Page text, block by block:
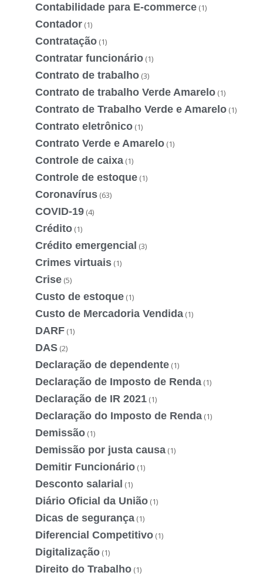
Contabilidade para E-commerce (1)
Contador (1)
Contratação (1)
Contratar funcionário (1)
Contrato de trabalho (3)
Contrato de trabalho Verde Amarelo (1)
Contrato de Trabalho Verde e Amarelo (1)
Contrato eletrônico (1)
Contrato Verde e Amarelo (1)
Controle de caixa (1)
Controle de estoque (1)
Coronavírus (63)
COVID-19 (4)
Crédito (1)
Crédito emergencial (3)
Crimes virtuais (1)
Crise (5)
Custo de estoque (1)
Custo de Mercadoria Vendida (1)
DARF (1)
DAS (2)
Declaração de dependente (1)
Declaração de Imposto de Renda (1)
Declaração de IR 2021 (1)
Declaração do Imposto de Renda (1)
Demissão (1)
Demissão por justa causa (1)
Demitir Funcionário (1)
Desconto salarial (1)
Diário Oficial da União (1)
Dicas de segurança (1)
Diferencial Competitivo (1)
Digitalização (1)
Direito do Trabalho (1)